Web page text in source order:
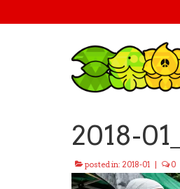
2018-
posted in: 2018-01 0